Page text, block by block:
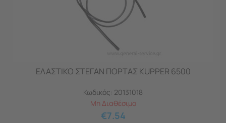
ΕΛΑΣΤΙΚΟ ΣΤΕΓΑΝ ΠΟΡΤΑΣ KUPPER 6500
Κωδικός: 20131018
Μη Διαθέσιμο
€7.54